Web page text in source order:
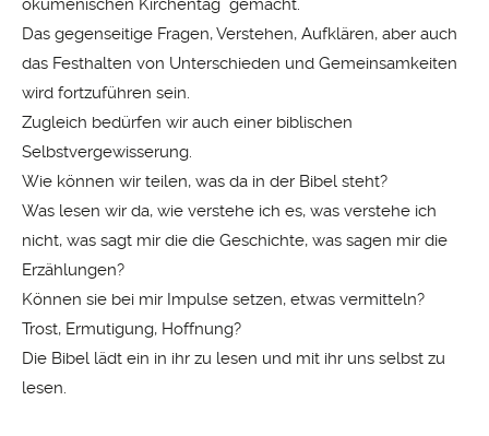
ökumenischen Kirchentag gemacht.
Das gegenseitige Fragen, Verstehen, Aufklären, aber auch
das Festhalten von Unterschieden und Gemeinsamkeiten
wird fortzuführen sein.
Zugleich bedürfen wir auch einer biblischen
Selbstvergewisserung.
Wie können wir teilen, was da in der Bibel steht?
Was lesen wir da, wie verstehe ich es, was verstehe ich
nicht, was sagt mir die die Geschichte, was sagen mir die
Erzählungen?
Können sie bei mir Impulse setzen, etwas vermitteln?
Trost, Ermutigung, Hoffnung?
Die Bibel lädt ein in ihr zu lesen und mit ihr uns selbst zu
lesen.